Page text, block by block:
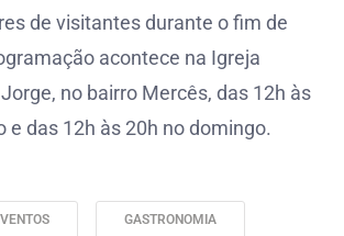
de visitantes durante o fim de
acontece na Igreja
no bairro Mercês, das 12h às
e das 12h às 20h no domingo.
GASTRONOMIA